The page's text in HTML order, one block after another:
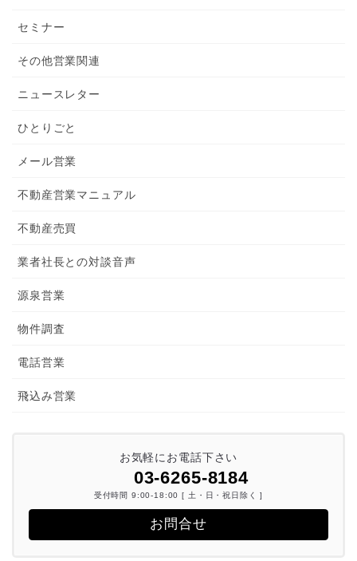
セミナー
その他営業関連
ニュースレター
ひとりごと
メール営業
不動産営業マニュアル
不動産売買
業者社長との対談音声
源泉営業
物件調査
電話営業
飛込み営業
お気軽にお電話下さい
03-6265-8184
受付時間 9:00-18:00 [ 土・日・祝日除く ]
お問合せ